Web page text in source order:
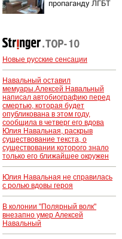
пропаганду ЛГБТ
Новые русские сенсации
Навальный оставил
мемуары.Алексей Навальный
написал автобиографию перед
смертью, которая будет
опубликована в этом году,
сообщила в четверг его вдова
Юлия Навальная, раскрыв
существование текста, о
существовании которого знало
только его ближайшее окружен
Юлия Навальная не справилась
с ролью вдовы героя
В колонии "Полярный волк"
внезапно умер Алексей
Навальный